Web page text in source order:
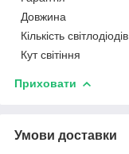
Довжина
Кількість світлодіодів
Кут світіння
Приховати
Умови доставки